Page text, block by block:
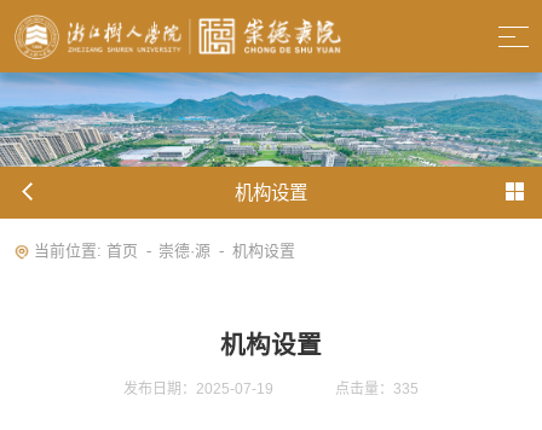
机构设置
当前位置:首页 - 崇德·源 - 机构设置
机构设置
发布日期：2025-07-19 点击量： 335